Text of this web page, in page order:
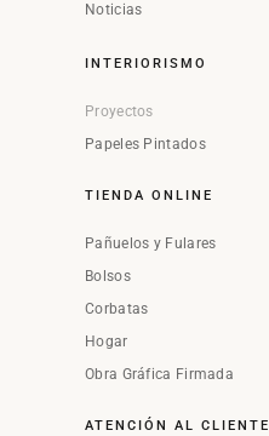
Noticias
INTERIORISMO
Proyectos
Papeles Pintados
TIENDA ONLINE
Pañuelos y Fulares
Bolsos
Corbatas
Hogar
Obra Gráfica Firmada
ATENCIÓN AL CLIENTE